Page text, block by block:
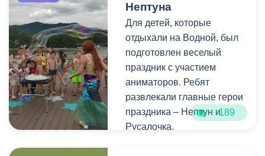
адресами помещений для
голосования, местами
нахождения участковых
избирательных комиссий,
а также номерами
телефонов участковых
избирательных комиссий
можно по ссылке:
Нептуна
Для детей, которые
отдыхали на Водной, был
подготовлен веселый
праздник с участием
аниматоров. Ребят
развлекали главные герои
праздника – Нептун и
Русалочка.
189